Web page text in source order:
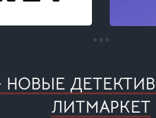
НОВЫЕ
ЛИТМАРКЕТ